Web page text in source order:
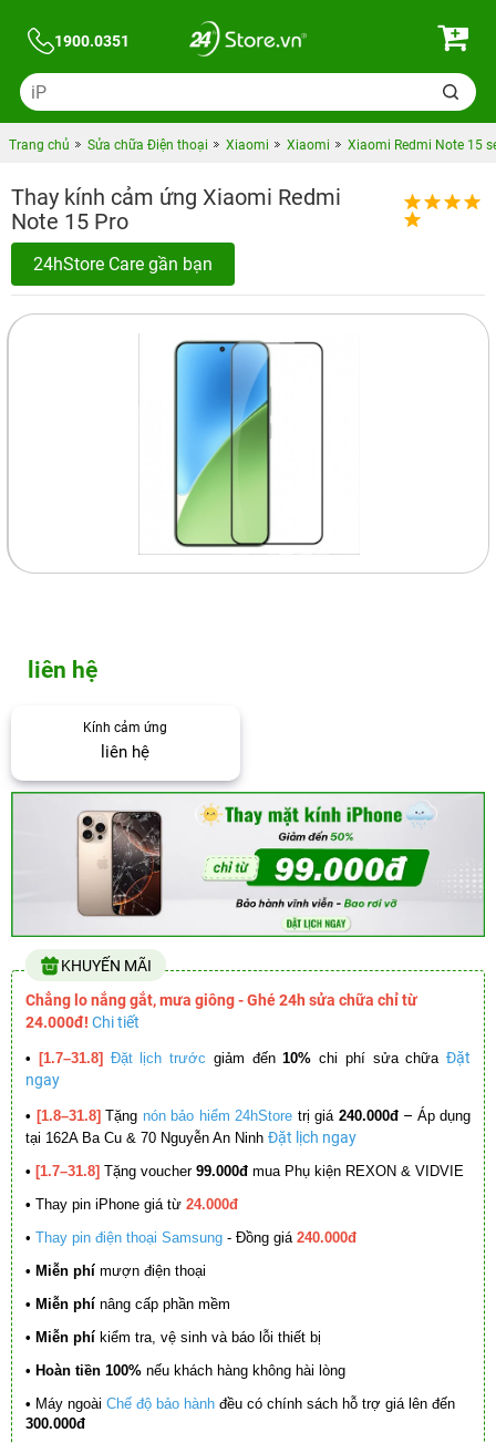
1900.0351
Trang chủ Sửa chữa Điện thoại Xiaomi Xiaomi Xiaomi Redmi Note 15
Thay kính cảm ứng Xiaomi Redmi
Note 15 Pro
24hStore Care gần bạn
liên hệ
Kính cảm ứng
liên hệ
KHUYẾN MÃI
Chẳng lo nắng gắt, mưa giông - Ghé 24h sửa chữa chỉ từ
24.000đ! Chi tiết
• [1.7–31.8] Đặt lịch trước giảm đến10% chi phí sửa chữa Đặt
ngay
• [1.8–31.8] Tặng nón bảo hiểm 24hStore trị giá 240.000đ – Áp dụng
tại 162A Ba Cu & 70 Nguyễn An Ninh Đặt lịch ngay
• [1.7–31.8] Tặng voucher 99.000đ mua Phụ kiện REXON & VIDVIE
• Thay pin iPhone giá từ 24.000đ
• Thay pin điện thoại Samsung - Đồng giá 240.000đ
• Miễn phí mượn điện thoại
• Miễn phí nâng cấp phần mềm
• Miễn phí kiểm tra, vệ sinh và báo lỗi thiết bị
• Hoàn tiền 100% nếu khách hàng không hài lòng
• Máy ngoài Chế độ bảo hành đều có chính sách hỗ trợ giá lên đến
300.000đ